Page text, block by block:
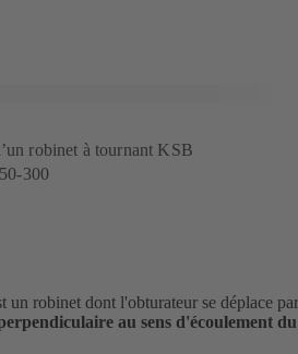
robinet à tournant KSB
300
un robinet dont l'obturateur se déplace par
au sens d'écoulement du